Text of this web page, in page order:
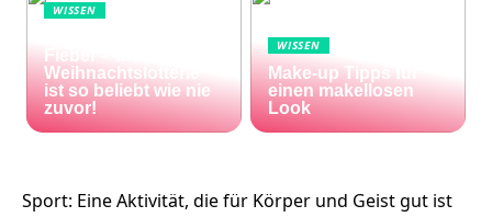
WISSEN
Fieber – die El Gordo
Weihnachtslotterie
ist so beliebt wie nie
zuvor!
WISSEN
Make-up Tipps für
einen makellosen
Look
Sport: Eine Aktivität, die für Körper und Geist gut ist